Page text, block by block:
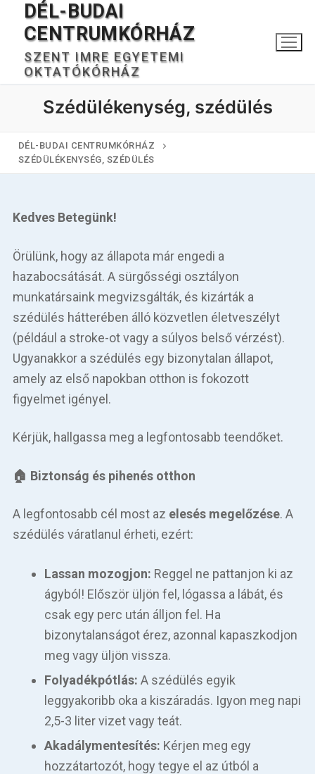
Ugrás
tartalomra
DÉL-BUDAI
CENTRUMKÓRHÁZ
SZENT IMRE EGYETEMI
OKTATÓKÓRHÁZ
Főoldal
Betegellátás
Elérhetőségeink
Praktikus információk
Szédülékenység, szédülés
DÉL-BUDAI CENTRUMKÓRHÁZ
SZÉDÜLÉKENYSÉG, SZÉDÜLÉS
Kedves Betegünk!
Örülünk, hogy az állapota már engedi a
hazabocsátását. A sürgősségi osztályon
munkatársaink megvizsgálták, és kizárták a
szédülés hátterében álló közvetlen életveszélyt
(például a stroke-ot vagy a súlyos belső vérzést).
Ugyanakkor a szédülés egy bizonytalan állapot,
amely az első napokban otthon is fokozott
figyelmet igényel.
Kérjük, hallgassa meg a legfontosabb teendőket.
🏠 Biztonság és pihenés otthon
A legfontosabb cél most az elesés megelőzése. A
szédülés váratlanul érheti, ezért:
Lassan mozogjon: Reggel ne pattanjon ki az
ágyból! Először üljön fel, lógassa a lábát, és
csak egy perc után álljon fel. Ha
bizonytalanságot érez, azonnal kapaszkodjon
meg vagy üljön vissza.
Folyadékpótlás: A szédülés egyik
leggyakoribb oka a kiszáradás. Igyon meg napi
2,5-3 liter vizet vagy teát.
Akadálymentesítés: Kérjen meg egy
hozzátartozót, hogy tegye el az útból a